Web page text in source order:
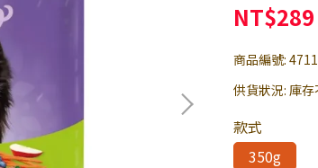
NT$289
商品編號:
供貨狀況: 庫存
款式
350g